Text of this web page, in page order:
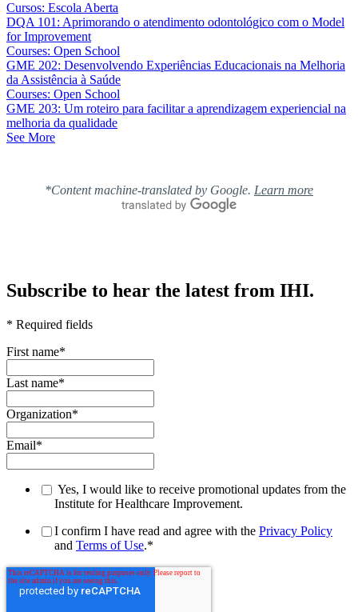
Cursos: Escola Aberta
DQA 101: Aprimorando o atendimento odontológico com o Model
for Improvement
Courses: Open School
GME 202: Desenvolvendo Experiências Educacionais na Melhoria
da Assistência à Saúde
Courses: Open School
GME 203: Um roteiro para facilitar a aprendizagem experiencial na
melhoria da qualidade
See More
*Content machine-translated by Google. Learn more
Subscribe to hear the latest from IHI.
* Required fields
First name*
Last name*
Organization*
Email*
Yes, I would like to receive promotional updates from the
Institute for Healthcare Improvement.
I confirm I have read and agree with the Privacy Policy
and Terms of Use.*